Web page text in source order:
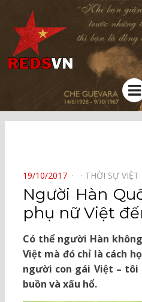
Kênh chia sẻ tri thức cộng đồng
POSTED
ON
19/10/2017 THỜI SỰ VIỆT
Người Hàn
phụ nữ Việt
Có thể người Hàn
Việt mà đó chỉ là cách
người con gái Việt –
buồn và xấu hổ.